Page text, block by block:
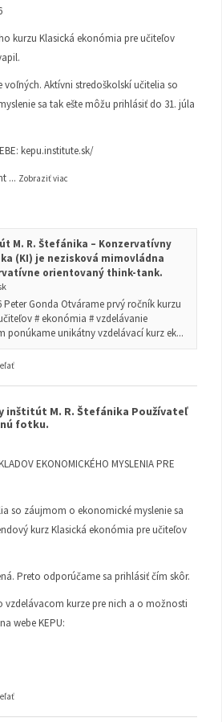
kurzu Klasická ekonómia pre učiteľov
voľných. Aktívni stredoškolskí učitelia so
sa tak ešte môžu prihlásiť do 31. júla
kepu.institute.sk/
... Zobraziť viac
M. R. Štefánika – Konzervatívny
(KI) je nezisková mimovládna
orientovaný think-tank.
Peter Gonda Otvárame prvý ročník kurzu
# ekonómia # vzdelávanie
ponúkame unikátny vzdelávací kurz ek...
inštitút M. R. Štefánika Používateľ
fotku.
EKONOMICKÉHO MYSLENIA PRE
so záujmom o ekonomické myslenie sa
kurz Klasická ekonómia pre učiteľov
Preto odporúčame sa prihlásiť čím skôr.
kurze pre nich a o možnosti
webe KEPU: